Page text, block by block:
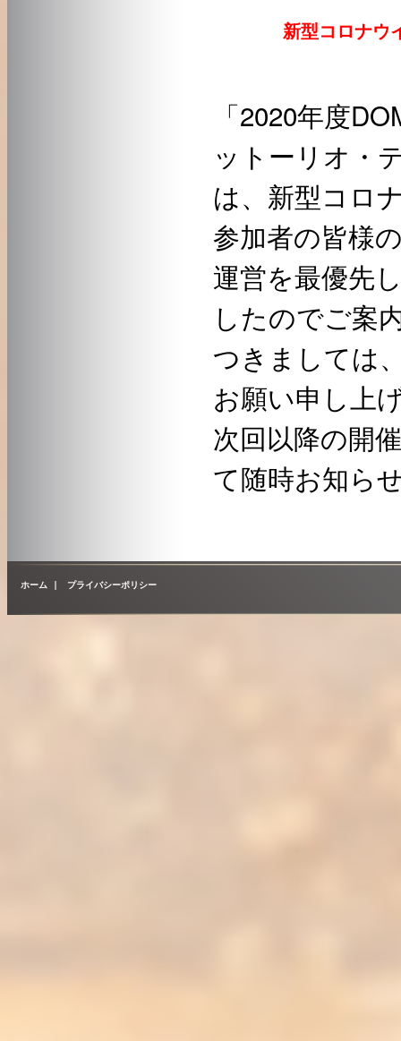
新型コロナウ
「2020年度
ットーリオ・
は、新型コロ
参加者の皆様
運営を最優先
したのでご案
つきましては
お願い申し上
次回以降の開
て随時お知ら
ホーム プライバシーポリシー